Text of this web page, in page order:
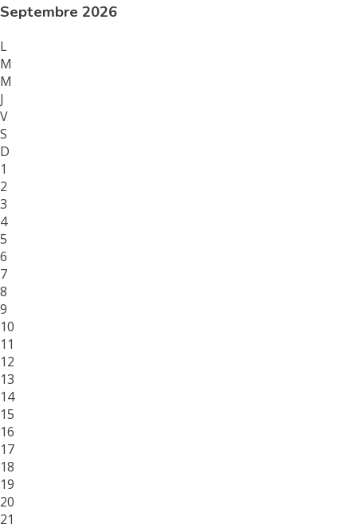
Septembre 2026
L
M
M
J
V
S
D
1
2
3
4
5
6
7
8
9
10
11
12
13
14
15
16
17
18
19
20
21